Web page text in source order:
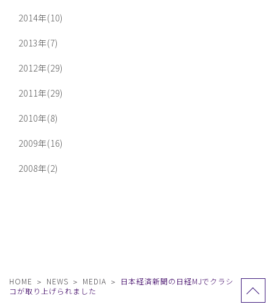
2014年(10)
2013年(7)
2012年(29)
2011年(29)
2010年(8)
2009年(16)
2008年(2)
HOME NEWS MEDIA
日本経済新聞の日経MJでクラシ
コが取り上げられました